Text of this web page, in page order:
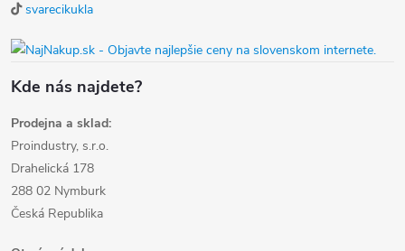
svarecikukla
Kde nás najdete?
Prodejna a sklad:
Proindustry, s.r.o.
Drahelická 178
288 02 Nymburk
Česká Republika